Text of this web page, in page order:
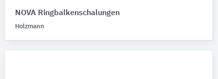
NOVA Ringbalkenschalungen
Holzmann